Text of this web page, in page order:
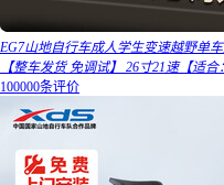
EG7山地自行车成人学生变速越野单
【整车发货 免调试】 26寸21速【适合
100000条评价